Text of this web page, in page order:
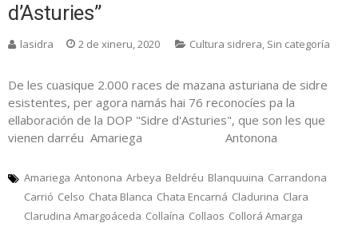
d’Asturies”
lasidra 2 de xineru, 2020 Cultura sidrera, Sin categoría
De les cuasique 2.000 races de mazana asturiana de sidre
esistentes, per agora namás hai 76 reconocíes pa la
ellaboración de la DOP "Sidre d'Asturies", que son les que
vienen darréu Amariega Antonona
Amariega Antonona Arbeya Beldréu Blanquuina Carrandona
Carrió Celso Chata Blanca Chata Encarná Cladurina Clara
Clarudina Amargoáceda Collaína Collaos Collorá Amarga